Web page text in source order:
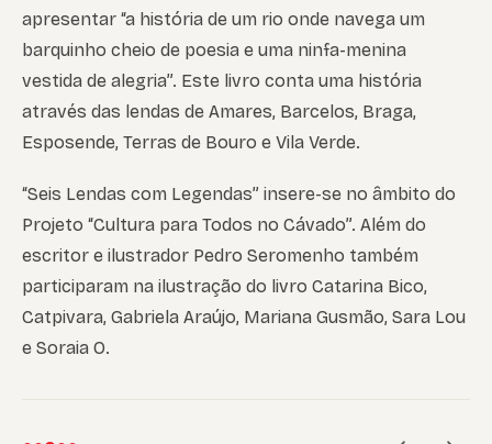
apresentar “a história de um rio onde navega um
barquinho cheio de poesia e uma ninfa-menina
vestida de alegria”. Este livro conta uma história
através das lendas de Amares, Barcelos, Braga,
Esposende, Terras de Bouro e Vila Verde.
“Seis Lendas com Legendas” insere-se no âmbito do
Projeto “Cultura para Todos no Cávado”. Além do
escritor e ilustrador Pedro Seromenho também
participaram na ilustração do livro Catarina Bico,
Catpivara, Gabriela Araújo, Mariana Gusmão, Sara Lou
e Soraia O.